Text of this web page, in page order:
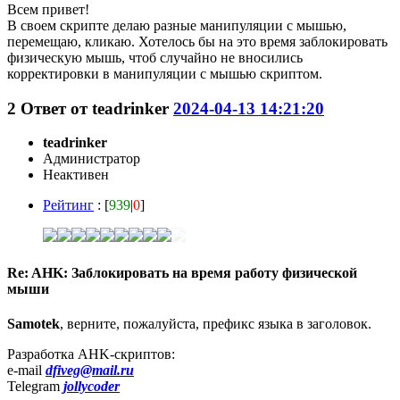
Всем привет!
В своем скрипте делаю разные манипуляции с мышью,
перемещаю, кликаю. Хотелось бы на это время заблокировать
физическую мышь, чтоб случайно не вносились
корректировки в манипуляции с мышью скриптом.
2 Ответ отteadrinker 2024-04-13 14:21:20
teadrinker
Администратор
Неактивен
Рейтинг : [939|0]
Re: AHK: Заблокировать на время работу физической
мыши
Samotek, верните, пожалуйста, префикс языка в заголовок.
Разработка AHK-скриптов:
e-mail dfiveg@mail.ru
Telegram jollycoder